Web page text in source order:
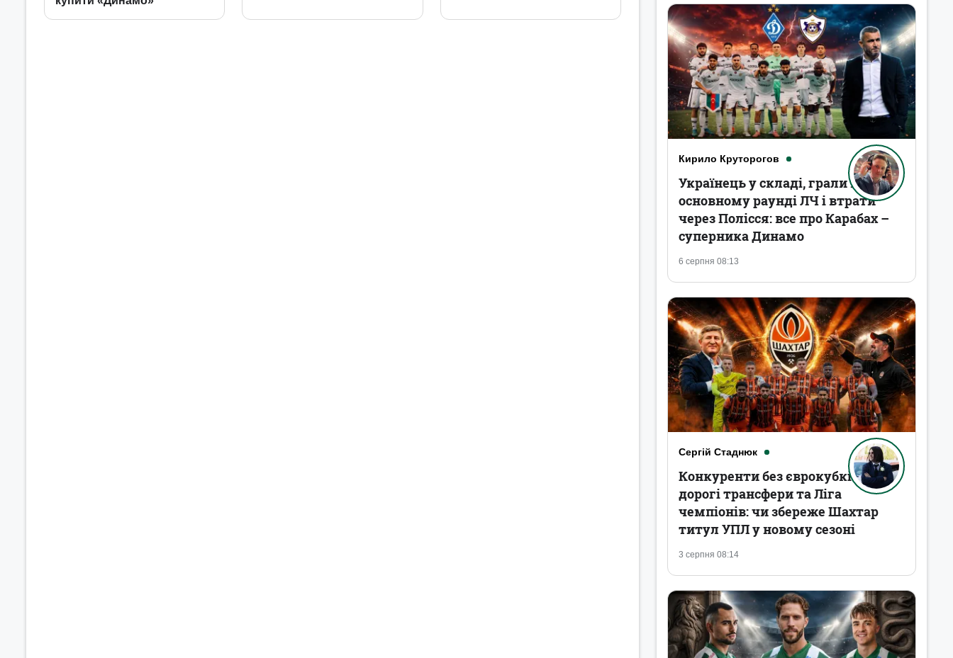
Кирило Круторогов
6 серпня 08:13
Українець у складі, грали в
основному раунді ЛЧ і втрати
через Полісся: все про Карабах –
суперника Динамо
Сергій Стаднюк
3 серпня 08:14
Конкуренти без єврокубків,
дорогі трансфери та Ліга
чемпіонів: чи збереже Шахтар
титул УПЛ у новому сезоні